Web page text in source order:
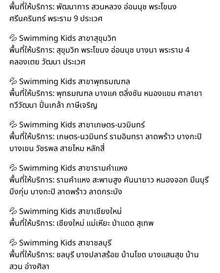
พื้นที่ให้บริการ: พัฒนาการ สวนหลวง อ่อนนุช พระโขนง
ศรีนครินทร์ พระราม 9 ประเวศ
💦 Swimming Kids สาขาสุขุมวิท
พื้นที่ให้บริการ: สุขุมวิท พระโขนง อ่อนนุช บางนา พระราม 4
คลองเตย วัฒนา ประเวศ
💦 Swimming Kids สาขาพุทธมณฑล
พื้นที่ให้บริการ: พุทธมณฑล บางแค ตลิ่งชัน หนองแขม ศาลายา
ทวีวัฒนา ปิ่นเกล้า ภาษีเจริญ
💦 Swimming Kids สาขาเกษตร-นวมินทร์
พื้นที่ให้บริการ: เกษตร-นวมินทร์ รามอินทรา ลาดพร้าว บางกะปิ
บางเขน วัชรพล สายไหม หลักสี่
💦 Swimming Kids สาขารามคำแหง
พื้นที่ให้บริการ: รามคำแหง สะพานสูง คันนายาว หนองจอก มีนบุรี
บึงกุ่ม บางกะปิ ลาดพร้าว ลาดกระบัง
💦 Swimming Kids สาขาเชียงใหม่
พื้นที่ให้บริการ: เชียงใหม่ แม่เหียะ ป่าแดด สุเทพ
💦 Swimming Kids สาขาชลบุรี
พื้นที่ให้บริการ: ชลบุรี บางปลาสร้อย บ้านโขด บางแสนสุข บ้าน
สวน อ่างศิลา